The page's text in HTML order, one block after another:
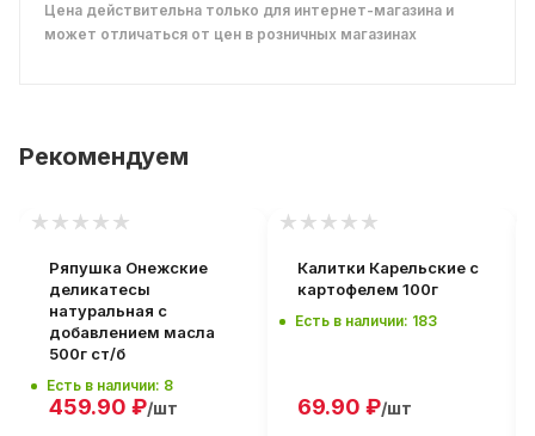
Цена действительна только для интернет-магазина и
может отличаться от цен в розничных магазинах
Рекомендуем
Ряпушка Онежские
деликатесы
натуральная с
добавлением масла
500г ст/б
Есть в наличии: 8
459.90 ₽/шт
Калитки Карельские с
картофелем 100г
Есть в наличии: 183
69.90 ₽/шт